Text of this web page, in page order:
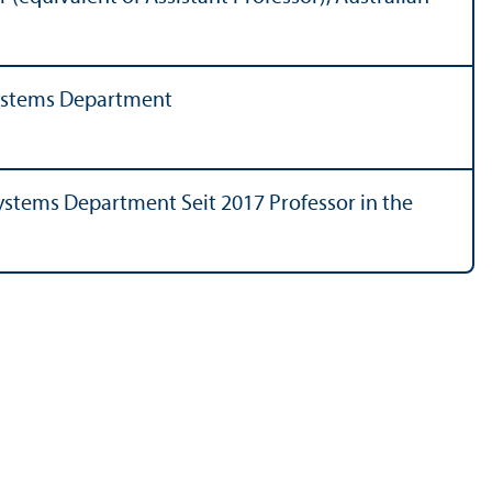
Department
Department Seit 2017 Professor in the